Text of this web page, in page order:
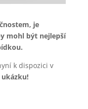
je
mohl být nejlepší
k dispozici v